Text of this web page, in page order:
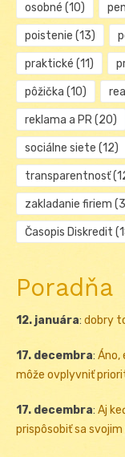
osobné (10)
poistenie (13)
praktické (11)
pôžička (10)
reklama a PR(20)
sociálne siete (12)
transparentnosť
zakladanie firiem
Časopis Diskredit
Poradňa
12. januára: dobry
17. decembra: Áno,
môže ovplyvniť
17. decembra: Aj
prispôsobiť sa